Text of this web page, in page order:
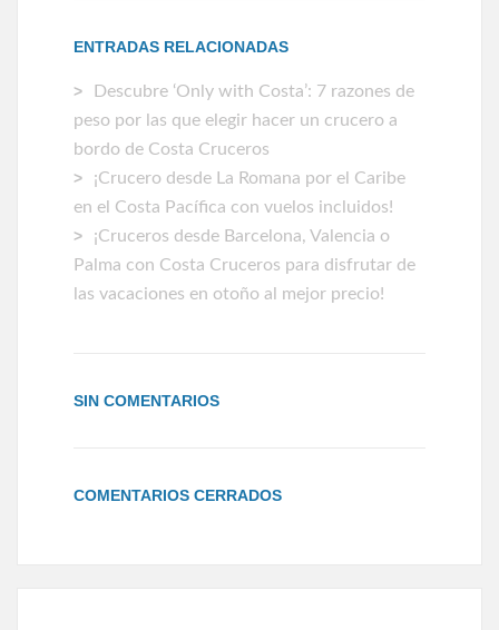
ENTRADAS RELACIONADAS
Descubre ‘Only with Costa’: 7 razones de
peso por las que elegir hacer un crucero a
bordo de Costa Cruceros
¡Crucero desde La Romana por el Caribe
en el Costa Pacífica con vuelos incluidos!
¡Cruceros desde Barcelona, Valencia o
Palma con Costa Cruceros para disfrutar de
las vacaciones en otoño al mejor precio!
SIN COMENTARIOS
COMENTARIOS CERRADOS